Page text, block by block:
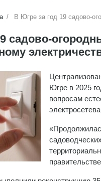
В Югре за год 19 садово-
садово-
Югре в 2025
вопросам